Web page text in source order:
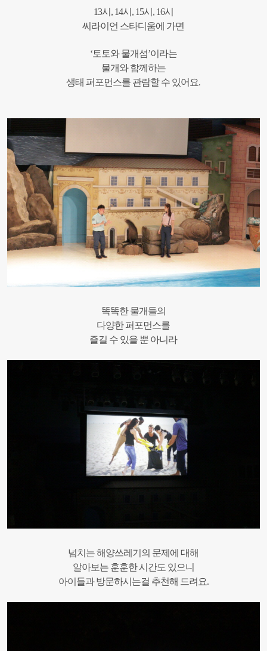
13시, 14시, 15시, 16시
씨라이언 스타디움에 가면
‘토토와 물개섬’이라는
물개와 함께하는
생태 퍼포먼스를 관람할 수 있어요.
똑똑한 물개들의
다양한 퍼포먼스를
즐길 수 있을 뿐 아니라
넘치는 해양쓰레기의 문제에 대해
알아보는 훈훈한 시간도 있으니
아이들과 방문하시는걸 추천해 드려요.